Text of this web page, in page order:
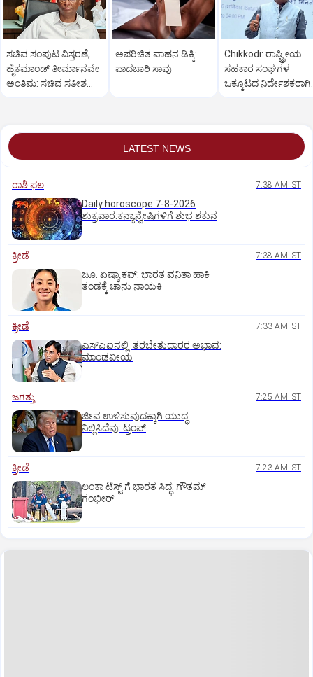
ಸಚಿವ ಸಂಪುಟ ವಿಸ್ತರಣೆ,
ಹೈಕಮಾಂಡ್ ತೀರ್ಮಾನವೇ
ಅಂತಿಮ: ಸಚಿವ ಸತೀಶ
ಅಪರಿಚಿತ ವಾಹನ ಡಿಕ್ಕಿ:
ಪಾದಚಾರಿ ಸಾವು
Chikkodi: ರಾಷ್ಟ್ರೀಯ
ಸಹಕಾರ ಸಂಘಗಳ
ಒಕ್ಕೂಟದ ನಿರ್ದೇಶಕರಾಗಿ
LATEST NEWS
ರಾಶಿ ಫಲ 7:38 AM IST
Daily horoscope 7-8-2026
ಶುಕ್ರವಾರ:ಕನ್ಯಾನ್ವೇಷಿಗಳಿಗೆ ಶುಭ ಶಕುನ
ಕ್ರೀಡೆ 7:38 AM IST
ಜೂ. ಏಷ್ಯಾ ಕಪ್‌: ಭಾರತ ವನಿತಾ ಹಾಕಿ
ತಂಡಕ್ಕೆ ಚಾನು ನಾಯಕಿ
ಕ್ರೀಡೆ 7:33 AM IST
ಎಸ್‌ಎಐನಲ್ಲಿ ತರಬೇತುದಾರರ ಅಭಾವ:
ಮಾಂಡವೀಯ
ಜಗತ್ತು 7:25 AM IST
ಜೀವ ಉಳಿಸುವುದಕ್ಕಾಗಿ ಯುದ್ಧ
ನಿಲ್ಲಿಸಿದೆವು: ಟ್ರಂಪ್‌
ಕ್ರೀಡೆ 7:23 AM IST
ಲಂಕಾ ಟೆಸ್ಟ್‌ ಗೆ ಭಾರತ ಸಿದ್ಧ: ಗೌತಮ್‌
ಗಂಭೀರ್‌